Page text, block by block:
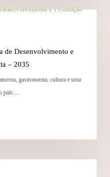
de Desenvolvimento e
– 2035
gastronomia, cultura e uma
país.…